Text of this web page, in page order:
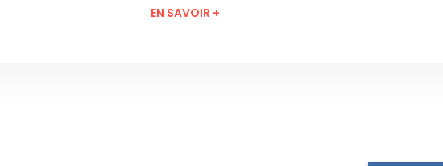
EN SAVOIR +